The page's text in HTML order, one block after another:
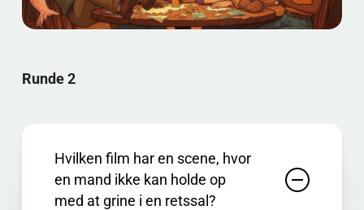
Runde 2
Hvilken film har en scene, hvor
en mand ikke kan holde op
med at grine i en retssal?